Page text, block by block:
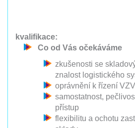
kvalifikace:
Co od Vás očekáváme
zkušenosti se
znalost logistického
oprávnění k řízení VZV
samostatnost,
přístup
flexibilitu a ochotu